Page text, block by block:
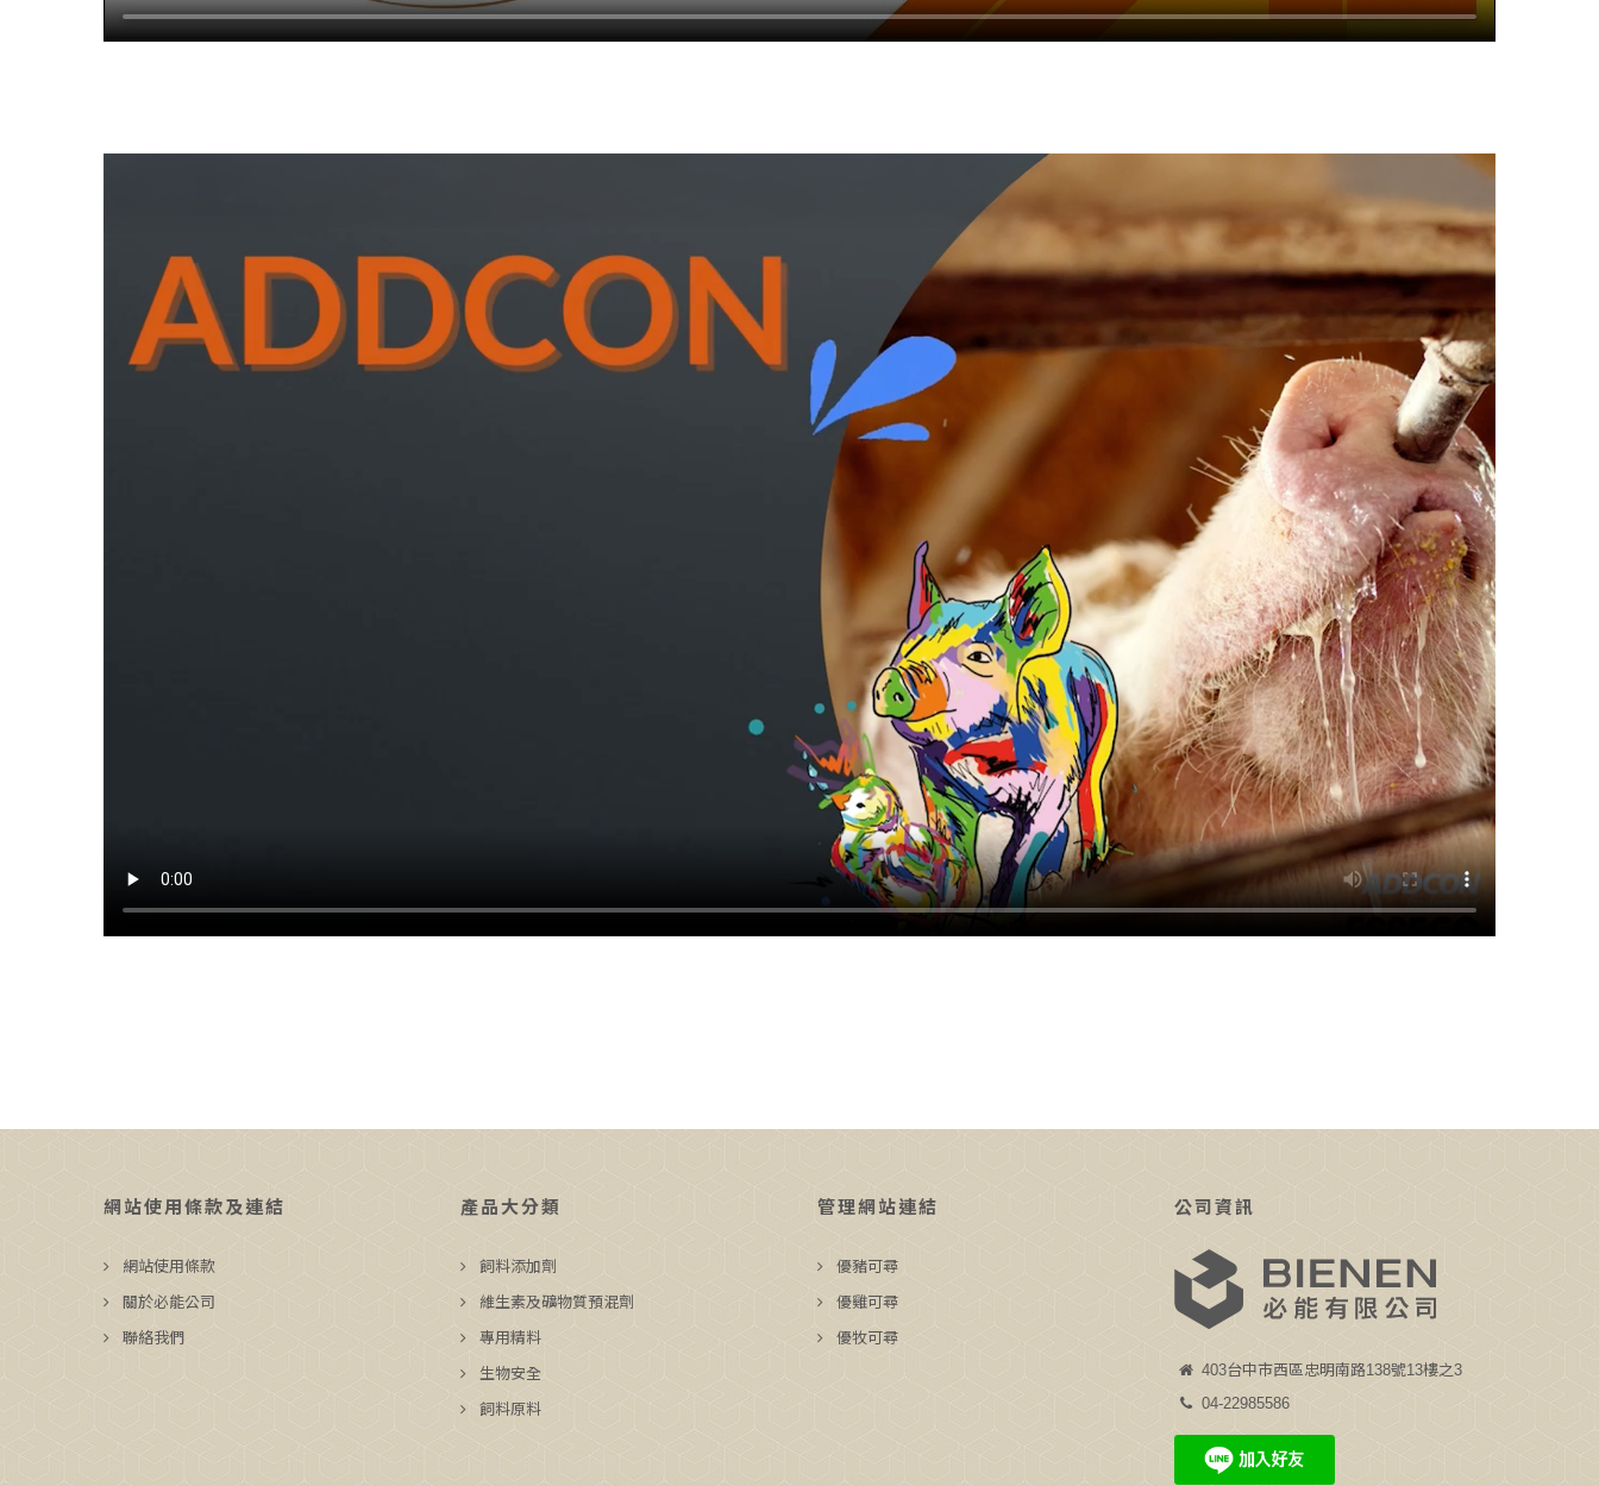
網站使用條款及連結
網站使用條款
關於必能公司
聯絡我們
產品大分類
飼料添加劑
維生素及礦物質預混劑
專用精料
生物安全
飼料原料
管理網站連結
優豬可尋
優雞可尋
優牧可尋
公司資訊
403台中市西區忠明南路138號13樓之3
04-22985586